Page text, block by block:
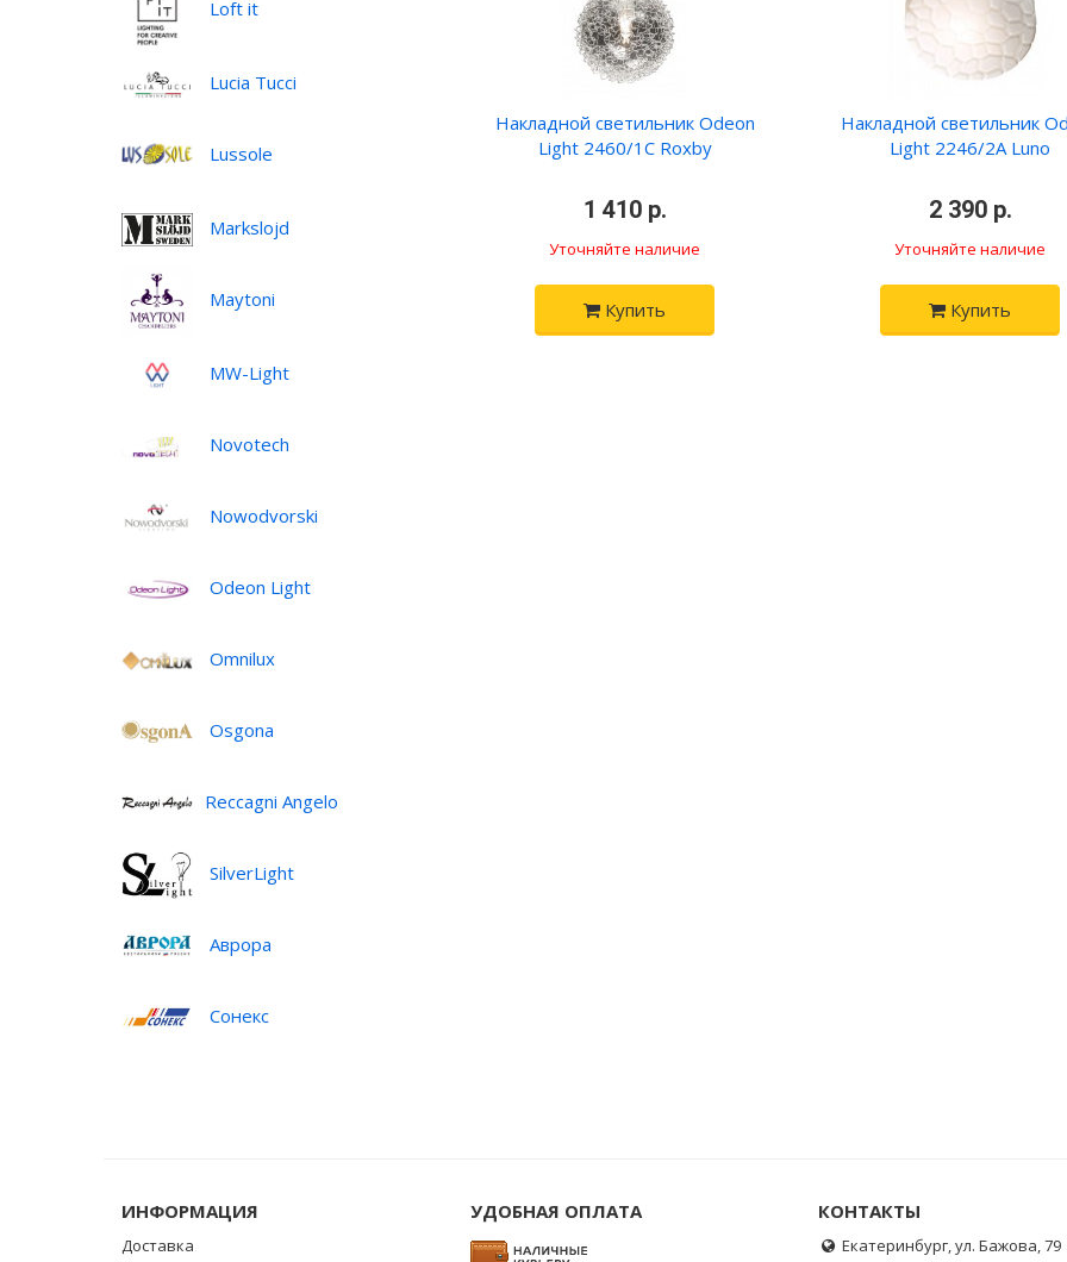
Loft it
Lucia Tucci
Lussole
Markslojd
Maytoni
MW-Light
Novotech
Nowodvorski
Odeon Light
Omnilux
Osgona
Reccagni Angelo
SilverLight
Аврора
Сонекс
Накладной светильник Odeon
Light 2460/1C Roxby
1 410 р.
Уточняйте наличие
Купить
Накладной светильник
Light 2246/2A Luno
2 390 р.
Уточняйте наличие
Купить
ИНФОРМАЦИЯ
Доставка
УДОБНАЯ ОПЛАТА КОНТАКТЫ
Екатеринбург, ул. Бажова, 79